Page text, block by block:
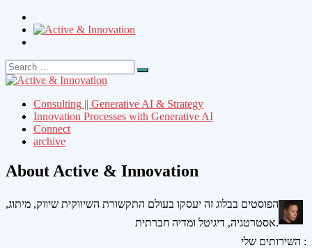
Search
for:
Search
Consulting || Generative AI & Strategy
Innovation Processes with Generative AI
Connect
archive
About Active & Innovation
הפוסטים בבלוג זה יעסקו בעולם התקשורת השיווקית שיווק, מיתוג,
אסטרטגיה, דיגיטל ומדיה חברתית.
השירותים שלי :